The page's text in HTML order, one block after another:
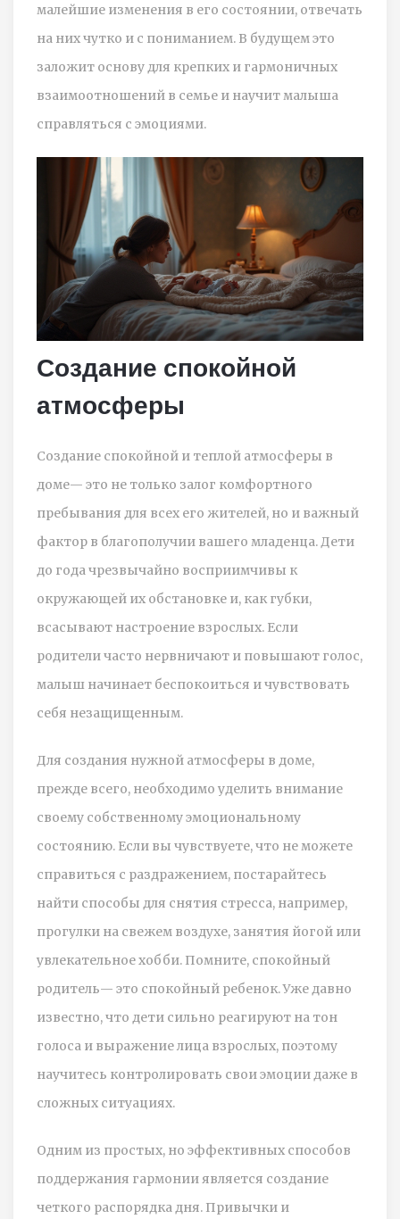
малейшие изменения в его состоянии, отвечать
на них чутко и с пониманием. В будущем это
заложит основу для крепких и гармоничных
взаимоотношений в семье и научит малыша
справляться с эмоциями.
Создание спокойной
атмосферы
Создание спокойной и теплой атмосферы в
доме— это не только залог комфортного
пребывания для всех его жителей, но и важный
фактор в благополучии вашего младенца. Дети
до года чрезвычайно восприимчивы к
окружающей их обстановке и, как губки,
всасывают настроение взрослых. Если
родители часто нервничают и повышают голос,
малыш начинает беспокоиться и чувствовать
себя незащищенным.
Для создания нужной атмосферы в доме,
прежде всего, необходимо уделить внимание
своему собственному эмоциональному
состоянию. Если вы чувствуете, что не можете
справиться с раздражением, постарайтесь
найти способы для снятия стресса, например,
прогулки на свежем воздухе, занятия йогой или
увлекательное хобби. Помните, спокойный
родитель— это спокойный ребенок. Уже давно
известно, что дети сильно реагируют на тон
голоса и выражение лица взрослых, поэтому
научитесь контролировать свои эмоции даже в
сложных ситуациях.
Одним из простых, но эффективных способов
поддержания гармонии является создание
четкого распорядка дня. Привычки и